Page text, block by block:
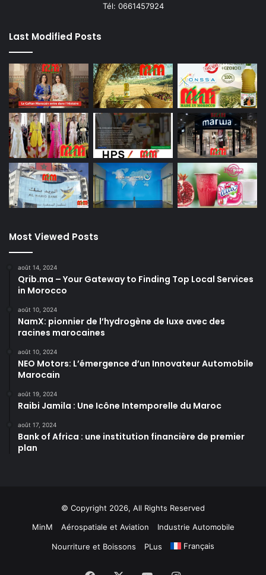
Tél: 0661457924
Last Modified Posts
Most Viewed Posts
août 14, 2024
Qrib.ma – Your Gateway to Finding Top Local Services
in Morocco
août 10, 2024
NamX: pionnier de l’hydrogène de luxe avec des
racines marocaines
août 10, 2024
NEO Motors: L’émergence d’un Innovateur Automobile
Marocain
août 19, 2024
Raibi Jamila : Une Icône Intemporelle du Maroc
août 17, 2024
Bank of Africa : une institution financière de premier
plan
© Copyright 2026, All Rights Reserved
MinM
Aérospatiale et Aviation Industrie Automobile
Nourriture et Boissons PLus Français